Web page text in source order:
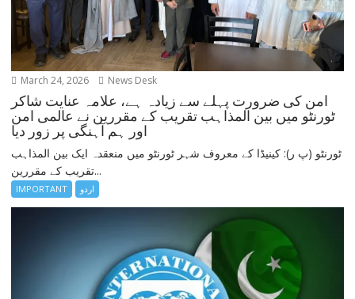
March 24, 2026 News Desk
امن کی ضرورت پہلے سے زیادہ ہے، علامہ عنایت شاکر
ٹورنٹو میں بین المذاہب تقریب کے مقررین نے عالمی امن
اور ہم آہنگی پر زور دیا
ٹورنٹو (پ ر): کینیڈا کے معروف شہر ٹورنٹو میں منعقدہ ایک بین المذاہب
تقریب کے مقررین...
IMPORTANT اردو